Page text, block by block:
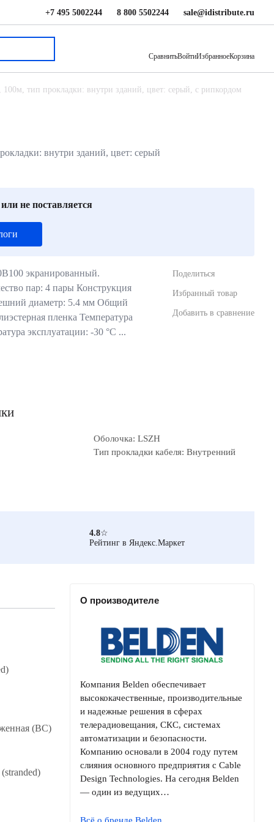
+7 495 5002244 8 800 5502244 sale@idistribute.ru
СравнитьВойтиИзбранноеКорзина
тип прокладки: внутри зданий, цвет: серый, с рипкордом
внутри зданий, цвет: серый
не поставляется
экранированный.
пар: 4 пары Конструкция
диаметр: 5.4 мм Общий
пленка Температура
эксплуатации: -30 °C ...
Поделиться
Избранный товар
Добавить в сравнение
Оболочка: LSZH
Тип прокладки кабеля: Внутренний
4.8☆
Рейтинг в Яндекс.Маркет
(BC)
О производителе
Компания Belden обеспечивает
высококачественные, производительные
и надежные решения в сферах
телерадиовещания, СКС, системах
автоматизации и безопасности.
Компанию основали в 2004 году путем
слияния основного предприятия с Cable
Design Technologies. На сегодня Belden
— один из ведущих…
Всё о бренде Belden